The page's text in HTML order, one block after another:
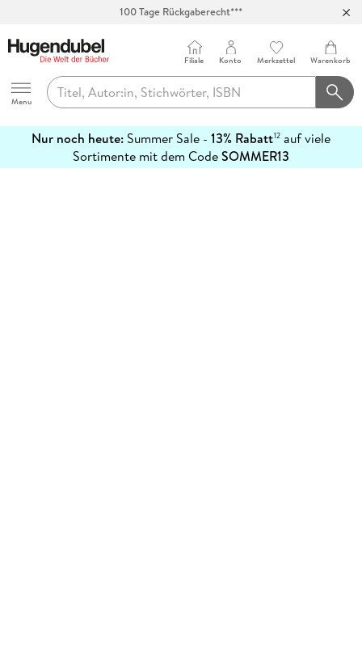
100 Tage Rückgaberecht***
Hugendubel
Menu
Filiale Konto Merkzettel Warenkorb
Nur noch heute: Summer Sale - 13% Rabatt12 auf viele
Sortimente mit dem CodeSOMMER13
erfahren